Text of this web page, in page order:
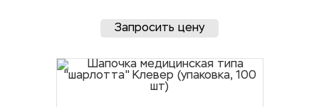
Запросить цену